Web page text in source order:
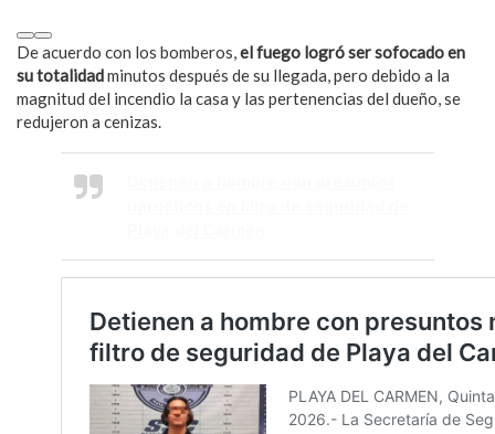
De acuerdo con los bomberos,el fuego logró ser sofocado en
su totalidadminutos después de su llegada, pero debido a la
magnitud del incendio la casa y las pertenencias del dueño, se
redujeron a cenizas.